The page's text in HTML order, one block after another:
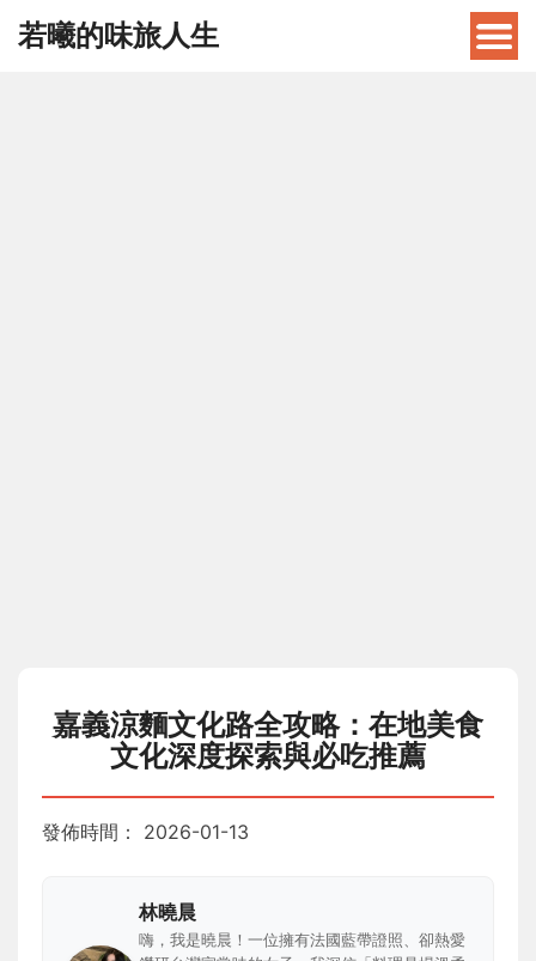
若曦的味旅人生
嘉義涼麵文化路全攻略：在地美食
文化深度探索與必吃推薦
發佈時間： 2026-01-13
林曉晨
嗨，我是曉晨！一位擁有法國藍帶證照、卻熱愛